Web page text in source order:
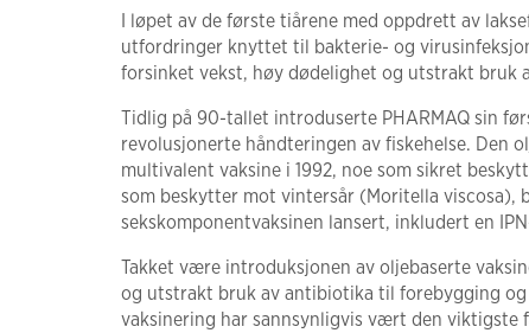
I løpet av de første tiårene med oppdrett av
utfordringer knyttet til bakterie- og
forsinket vekst, høy dødelighet og utstrakt
Tidlig på 90-tallet introduserte PHARMAQ sin
revolusjonerte håndteringen av fiskehelse. Den
multivalent vaksine i 1992, noe som sikret
som beskytter mot vintersår (Moritella viscosa),
sekskomponentvaksinen lansert, inkludert en
Takket være introduksjonen av oljebaserte
og utstrakt bruk av antibiotika til forebygging
vaksinering har sannsynligvis vært den